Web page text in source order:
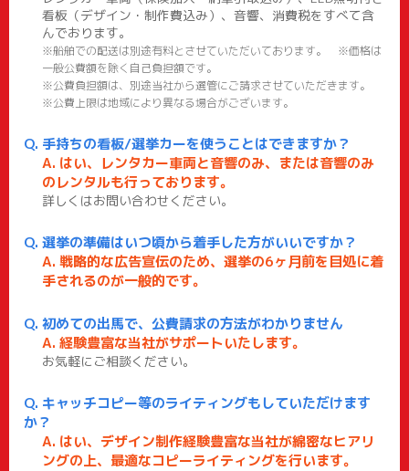
看板（デザイン・制作費込み）、音響、消費税をすべて含
んでおります。
※船舶での配送は別途有料とさせていただいております。 ※価格は
一般公費額を除く自己負担額です。
※公費負担額は、別途当社から選管にご請求させていただきます。
※公費上限は地域により異なる場合がございます。
手持ちの看板/選挙カーを使うことはできますか？
はい、レンタカー車両と音響のみ、または音響のみ
のレンタルも行っております。
詳しくはお問い合わせください。
選挙の準備はいつ頃から着手した方がいいですか？
戦略的な広告宣伝のため、選挙の6ヶ月前を目処に着
手されるのが一般的です。
初めての出馬で、公費請求の方法がわかりません
経験豊富な当社がサポートいたします。
お気軽にご相談ください。
キャッチコピー等のライティングもしていただけます
か？
はい、デザイン制作経験豊富な当社が綿密なヒアリ
ングの上、最適なコピーライティングを行います。